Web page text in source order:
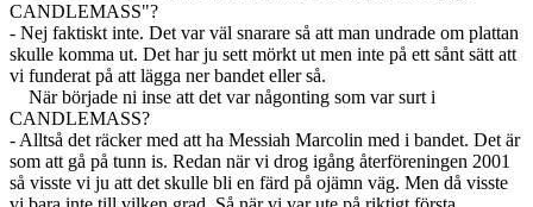
CANDLEMASS"?
- Nej faktiskt inte. Det var väl snarare så att man undrade om plattan
skulle komma ut. Det har ju sett mörkt ut men inte på ett sånt sätt att
vi funderat på att lägga ner bandet eller så.
När började ni inse att det var någonting som var surt i
CANDLEMASS?
- Alltså det räcker med att ha Messiah Marcolin med i bandet. Det är
som att gå på tunn is. Redan när vi drog igång återföreningen 2001
så visste vi ju att det skulle bli en färd på ojämn väg. Men då visste